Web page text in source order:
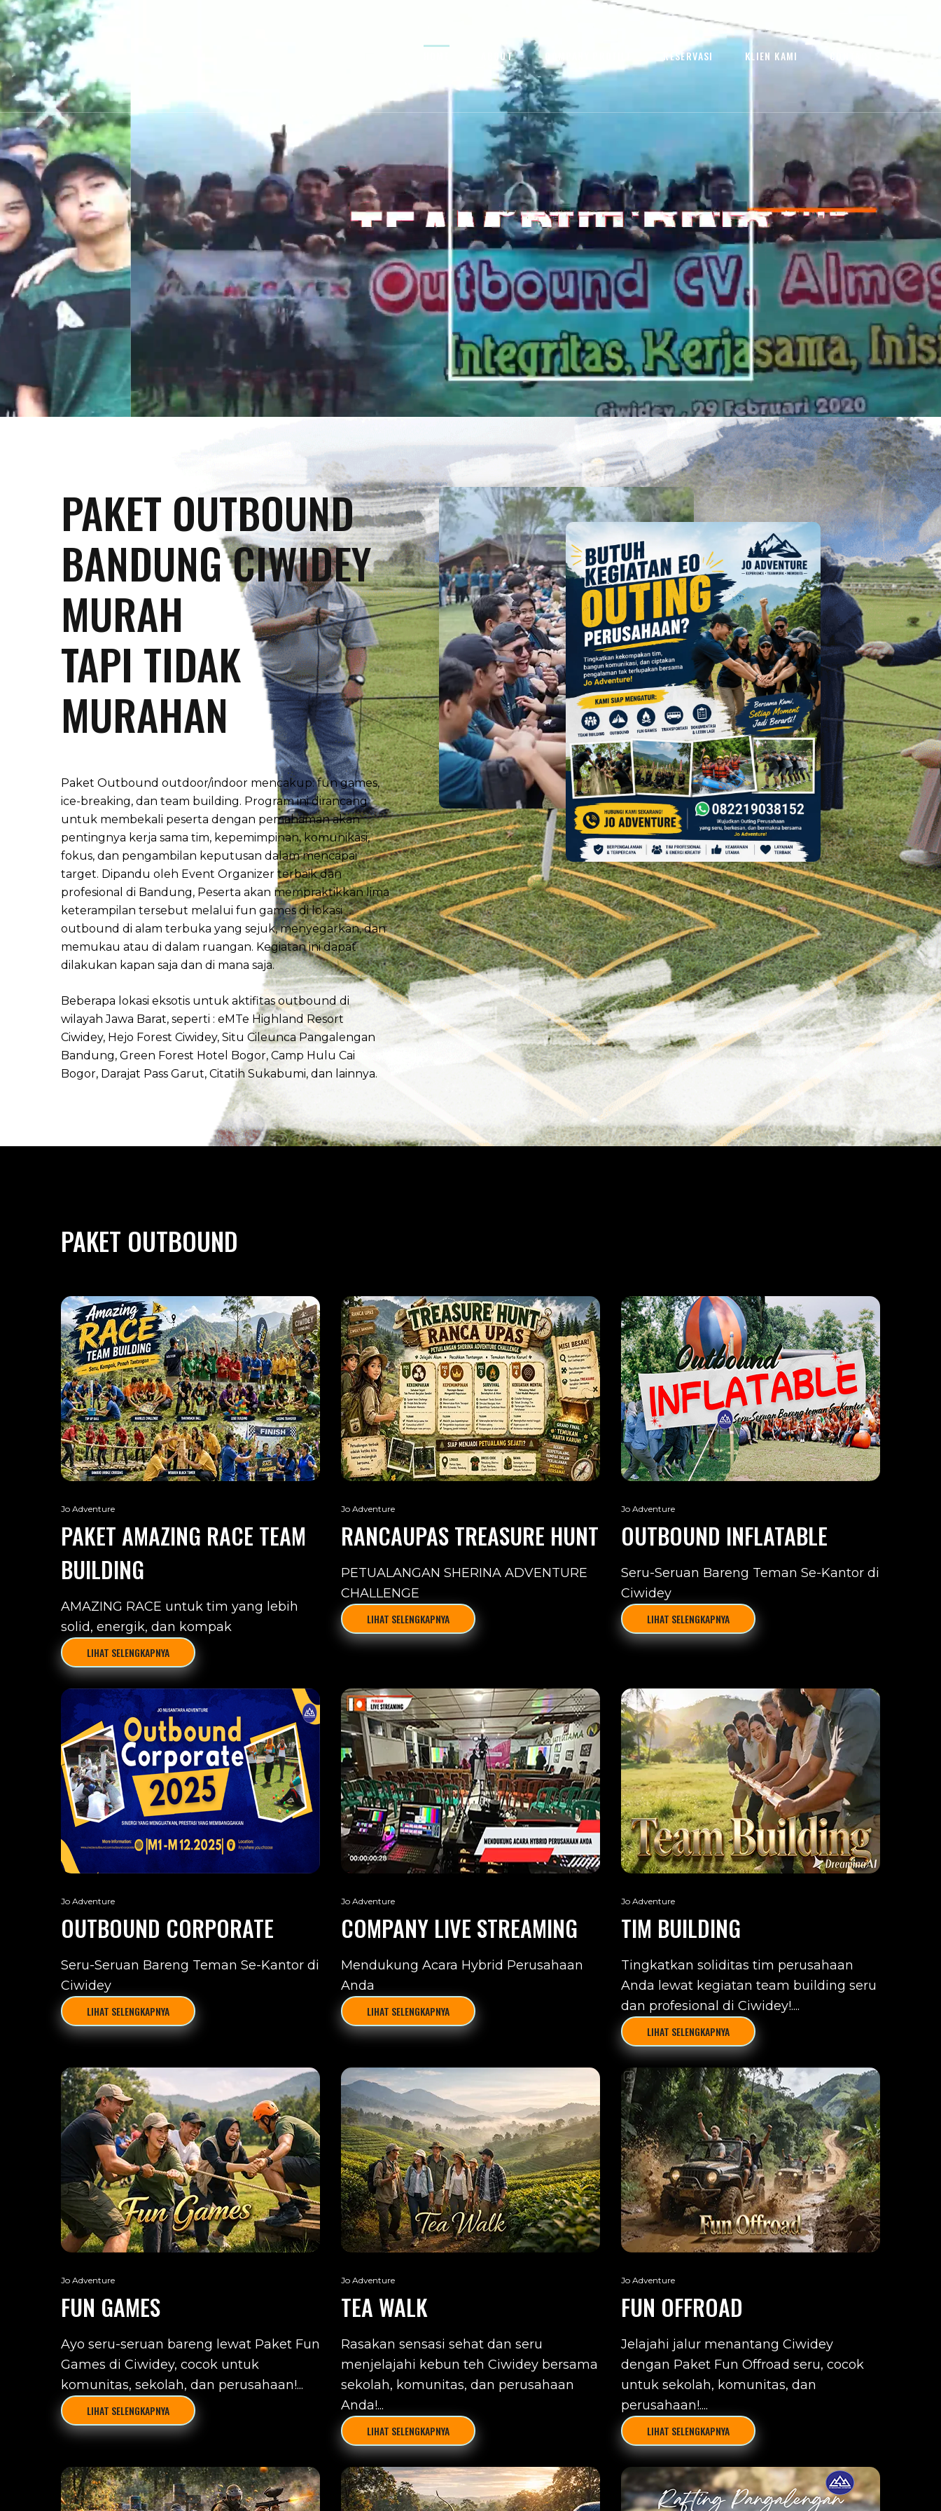
ABOUT RESERVASI KLIEN KAMI CONTACTS
PAKET OUTBOUND
BANDUNG CIWIDEY
MURAH
TAPI TIDAK
MURAHAN
Paket Outbound outdoor/indoor mencakup: fun games,
ice-breaking, dan team building. Program ini dirancang
untuk membekali peserta dengan pemahaman akan
pentingnya kerja sama tim, kepemimpinan, komunikasi,
fokus, dan pengambilan keputusan dalam mencapai
target. Dipandu oleh Event Organizer terbaik dan
profesional di Bandung, Peserta akan mempraktikkan lima
keterampilan tersebut melalui fun games di lokasi
outbound di alam terbuka yang sejuk, menyegarkan, dan
memukau atau di dalam ruangan. Kegiatan ini dapat
dilakukan kapan saja dan di mana saja.
Beberapa lokasi eksotis untuk aktifitas outbound di
wilayah Jawa Barat, seperti : eMTe Highland Resort
Ciwidey, Hejo Forest Ciwidey, Situ CileuncaPangalengan
Bandung, Green Forest Hotel Bogor, Camp Hulu Cai
Bogor, Darajat Pass Garut, Citatih Sukabumi, dan lainnya.
PAKET OUTBOUND
Jo Adventure
PAKET AMAZING RACE TEAM
BUILDING
AMAZING RACE untuk tim yang lebih
solid, energik, dan kompak
LIHAT SELENGKAPNYA
Jo Adventure
RANCAUPAS TREASURE HUNT
PETUALANGAN SHERINA ADVENTURE
CHALLENGE
LIHAT SELENGKAPNYA
Jo Adventure
OUTBOUND INFLATABLE
Seru-Seruan Bareng Teman Se-Kantor di
Ciwidey
LIHAT SELENGKAPNYA
Jo Adventure
OUTBOUND CORPORATE
Seru-Seruan Bareng Teman Se-Kantor di
Ciwidey
LIHAT SELENGKAPNYA
Jo Adventure
COMPANY LIVE STREAMING
Mendukung Acara Hybrid Perusahaan
Anda
LIHAT SELENGKAPNYA
Jo Adventure
TIM BUILDING
Tingkatkan soliditas tim perusahaan
Anda lewat kegiatan team building seru
dan profesional di Ciwidey!....
LIHAT SELENGKAPNYA
Jo Adventure
FUN GAMES
Ayo seru-seruan bareng lewat Paket Fun
Games di Ciwidey, cocok untuk
komunitas, sekolah, dan perusahaan!...
LIHAT SELENGKAPNYA
Jo Adventure
TEA WALK
Rasakan sensasi sehat dan seru
menjelajahi kebun teh Ciwidey bersama
sekolah, komunitas, dan perusahaan
Anda!...
LIHAT SELENGKAPNYA
Jo Adventure
FUN OFFROAD
Jelajahi jalur menantang Ciwidey
dengan Paket Fun Offroad seru, cocok
untuk sekolah, komunitas, dan
perusahaan!....
LIHAT SELENGKAPNYA